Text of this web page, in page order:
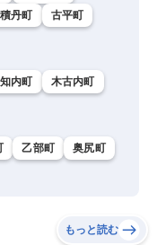
積丹町
古平町
知内町
木古内町
乙部町
奥尻町
もっと読む